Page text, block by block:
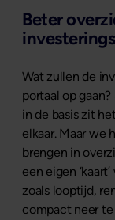
Beter
Wat zullen de
portaal op
in de basis zit
elkaar. Maar we
brengen in
een eigen
zoals looptijd,
compact neer te